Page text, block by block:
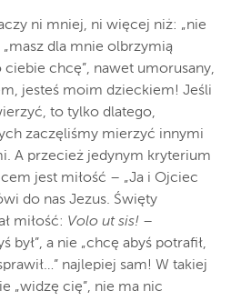
ni mniej, ni więcej niż: „nie
„masz dla mnie olbrzymią
ciebie chcę”, nawet umorusany,
jesteś moim dzieckiem! Jeśli
to tylko dlatego,
zaczęliśmy mierzyć innymi
A przecież jedynym kryterium
jest miłość – „Ja i Ojciec
do nas Jezus. Święty
miłość: Volo ut sis! –
był”, a nie „chcę abyś potrafił,
najlepiej sam! W takiej
„widzę cię”, nie ma nic